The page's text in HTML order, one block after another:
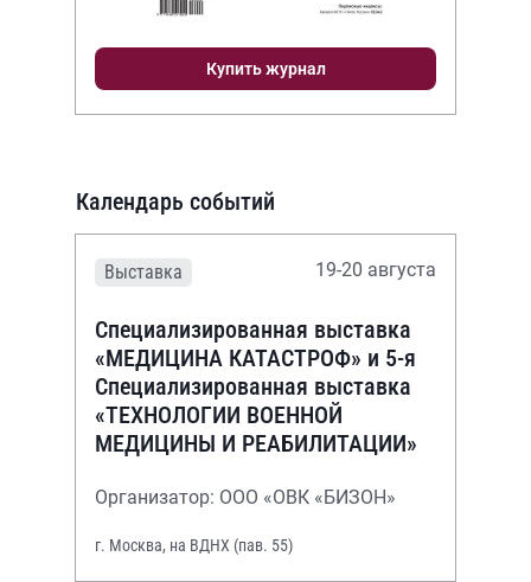
Купить журнал
Календарь событий
Выставка 19-20 августа
Специализированная выставка
«МЕДИЦИНА КАТАСТРОФ» и 5-я
Специализированная выставка
«ТЕХНОЛОГИИ ВОЕННОЙ
МЕДИЦИНЫ И РЕАБИЛИТАЦИИ»
Организатор: ООО «ОВК «БИЗОН»
г. Москва, на ВДНХ (пав. 55)